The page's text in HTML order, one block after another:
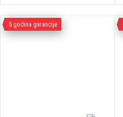
5 godina garancije